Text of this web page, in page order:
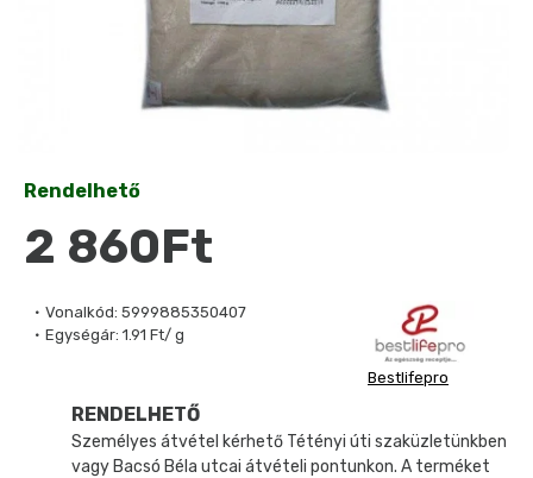
Vonalkód: 5999885350407
Egységár: 1.91 Ft/ g
Bestlifepro
Rendelhető
2 860Ft
RENDELHETŐ
Személyes átvétel kérhető Tétényi úti szaküzletünkben
vagy Bacsó Béla utcai átvételi pontunkon. A terméket